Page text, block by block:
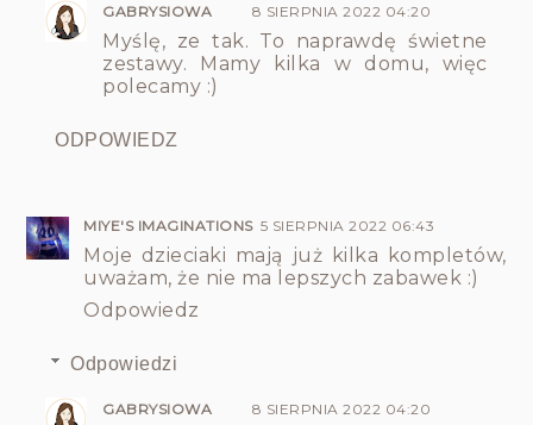
GABRYSIOWA 8 SIERPNIA 2022 04:20
Myślę, ze tak. To naprawdę świetne
zestawy. Mamy kilka w domu, więc
polecamy :)
ODPOWIEDZ
MIYE'S IMAGINATIONS 5 SIERPNIA 2022 06:43
Moje dzieciaki mają już kilka kompletów,
uważam, że nie ma lepszych zabawek :)
Odpowiedz
Odpowiedzi
GABRYSIOWA 8 SIERPNIA 2022 04:20